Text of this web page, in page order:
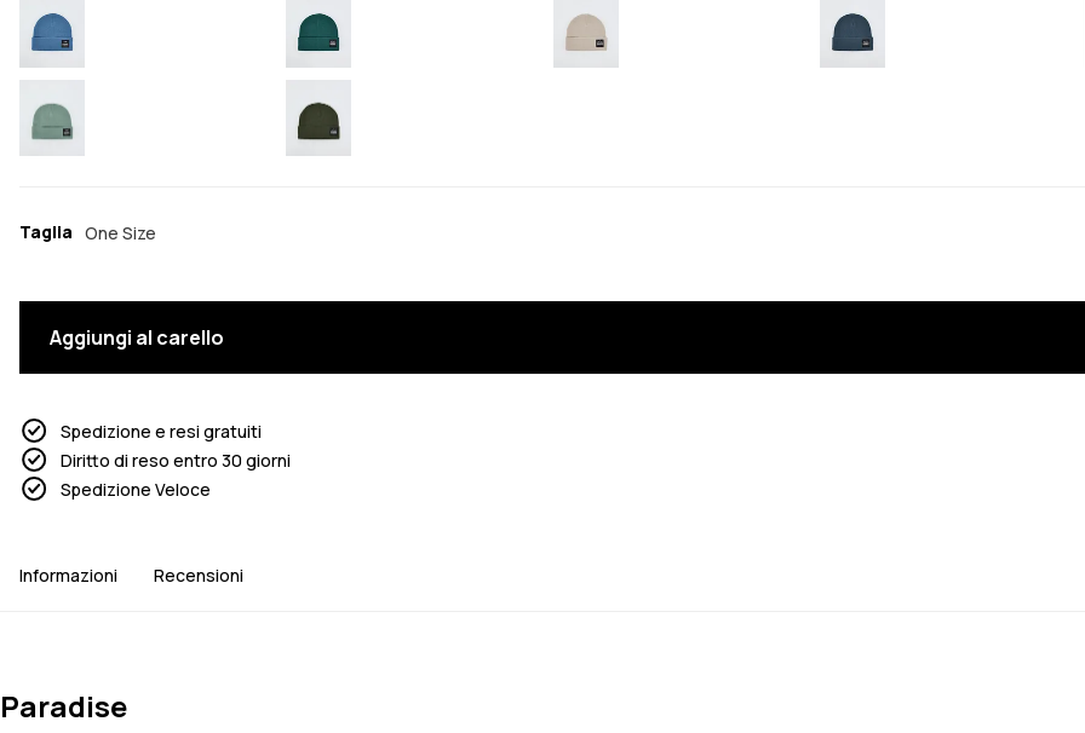
Taglia One Size
Aggiungi al carello
Spedizione e resi gratuiti
Diritto di reso entro 30 giorni
Spedizione Veloce
Informazioni Recensioni
Paradise